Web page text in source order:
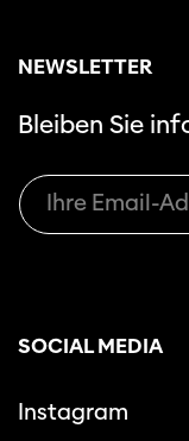
NEWSLETTER
Bleiben Sie
SOCIAL MEDIA
Instagram